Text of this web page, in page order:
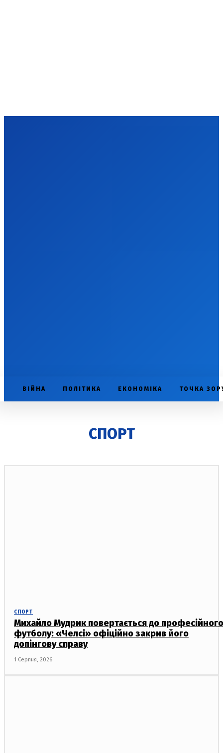
ВІЙНА ПОЛІТИКА ЕКОНОМІКА ТОЧКА
СПОРТ
СПОРТ
Михайло Мудрик повертається до професійного
футболу: «Челсі» офіційно закрив його
допінгову справу
1 Серпня, 2026